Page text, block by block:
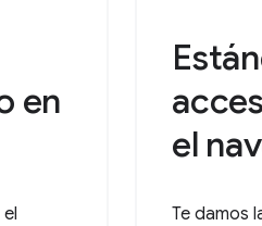
en
el
Te damos